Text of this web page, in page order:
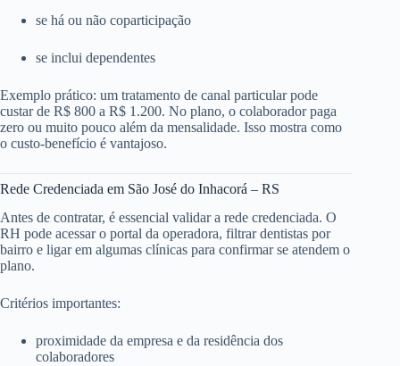
se há ou não coparticipação
se inclui dependentes
Exemplo prático: um tratamento de canal particular pode
custar de R$ 800 a R$ 1.200. No plano, o colaborador paga
zero ou muito pouco além da mensalidade. Isso mostra como
o custo-benefício é vantajoso.
Rede Credenciada em São José do Inhacorá – RS
Antes de contratar, é essencial validar a rede credenciada. O
RH pode acessar o portal da operadora, filtrar dentistas por
bairro e ligar em algumas clínicas para confirmar se atendem o
plano.
Critérios importantes:
proximidade da empresa e da residência dos
colaboradores